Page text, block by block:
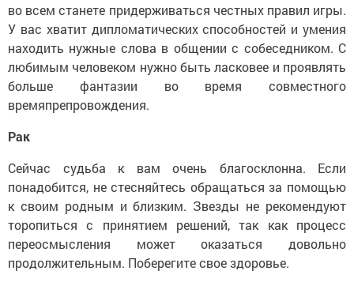
во всем станете придерживаться честных правил игры.
У вас хватит дипломатических способностей и умения
находить нужные слова в общении с собеседником. С
любимым человеком нужно быть ласковее и проявлять
больше фантазии во время совместного
времяпрепровождения.
Рак
Сейчас судьба к вам очень благосклонна. Если
понадобится, не стесняйтесь обращаться за помощью
к своим родным и близким. Звезды не рекомендуют
торопиться с принятием решений, так как процесс
переосмысления может оказаться довольно
продолжительным. Поберегите свое здоровье.